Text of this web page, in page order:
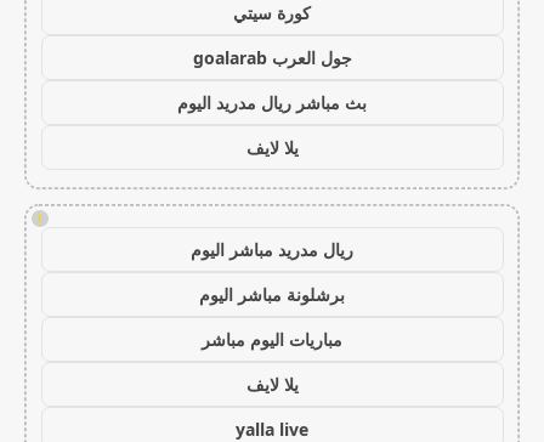
كورة سيتي
جول العرب goalarab
بث مباشر ريال مدريد اليوم
يلا لايف
!
ريال مدريد مباشر اليوم
برشلونة مباشر اليوم
مباريات اليوم مباشر
يلا لايف
yalla live